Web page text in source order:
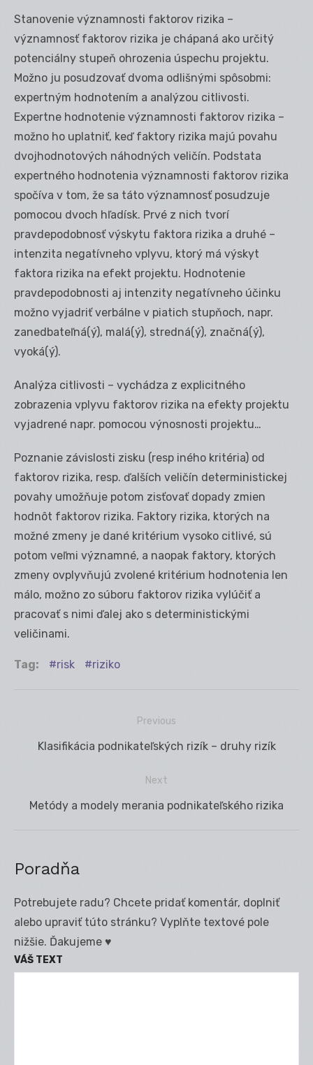
Stanovenie významnosti faktorov rizika –
významnosť faktorov rizika je chápaná ako určitý
potenciálny stupeň ohrozenia úspechu projektu.
Možno ju posudzovať dvoma odlišnými spôsobmi:
expertným hodnotením a analýzou citlivosti.
Expertne hodnotenie významnosti faktorov rizika –
možno ho uplatniť, keď faktory rizika majú povahu
dvojhodnotových náhodných veličín. Podstata
expertného hodnotenia významnosti faktorov rizika
spočíva v tom, že sa táto významnosť posudzuje
pomocou dvoch hľadísk. Prvé z nich tvorí
pravdepodobnosť výskytu faktora rizika a druhé –
intenzita negatívneho vplyvu, ktorý má výskyt
faktora rizika na efekt projektu. Hodnotenie
pravdepodobnosti aj intenzity negatívneho účinku
možno vyjadriť verbálne v piatich stupňoch, napr.
zanedbateľná(ý), malá(ý), stredná(ý), značná(ý),
vyoká(ý).
Analýza citlivosti – vychádza z explicitného
zobrazenia vplyvu faktorov rizika na efekty projektu
vyjadrené napr. pomocou výnosnosti projektu…
Poznanie závislosti zisku (resp iného kritéria) od
faktorov rizika, resp. ďalších veličín deterministickej
povahy umožňuje potom zisťovať dopady zmien
hodnôt faktorov rizika. Faktory rizika, ktorých na
možné zmeny je dané kritérium vysoko citlivé, sú
potom veľmi významné, a naopak faktory, ktorých
zmeny ovplyvňujú zvolené kritérium hodnotenia len
málo, možno zo súboru faktorov rizika vylúčiť a
pracovať s nimi ďalej ako s deterministickými
veličinami.
Tag: risk riziko
Previous
Previous
Klasifikácia podnikateľských rizík – druhy rizík
Next
Next
Metódy a modely merania podnikateľského rizika
Poradňa
Potrebujete radu? Chcete pridať komentár, doplniť
alebo upraviť túto stránku? Vyplňte textové pole
nižšie. Ďakujeme ♥
VÁŠ TEXT